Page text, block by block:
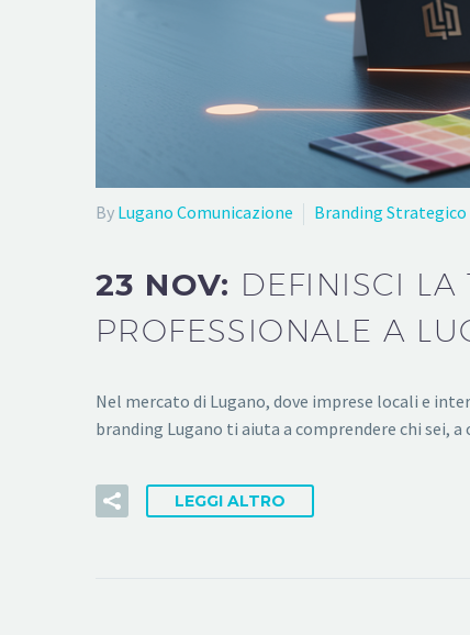
By Lugano Comunicazione Branding Strategico
23 NOV: DEFINISCI
PROFESSIONALE A
Nel mercato di Lugano, dove imprese locali e
branding Lugano ti aiuta a comprendere chi sei,
LEGGI ALTRO